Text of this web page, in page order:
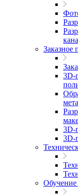
Заказное
3D-
3D-
3D-
Обучение